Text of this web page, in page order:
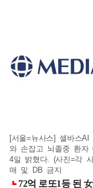
[서울=뉴사스] 셀바스
와 손잡고 뇌졸중 환자
4일 밝혔다. (사진=각
매 및 DB 금지